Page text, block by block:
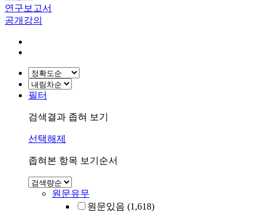
연구보고서
공개강의
필터
검색결과 좁혀 보기
선택해제
좁혀본 항목 보기순서
원문유무
원문있음 (1,618)